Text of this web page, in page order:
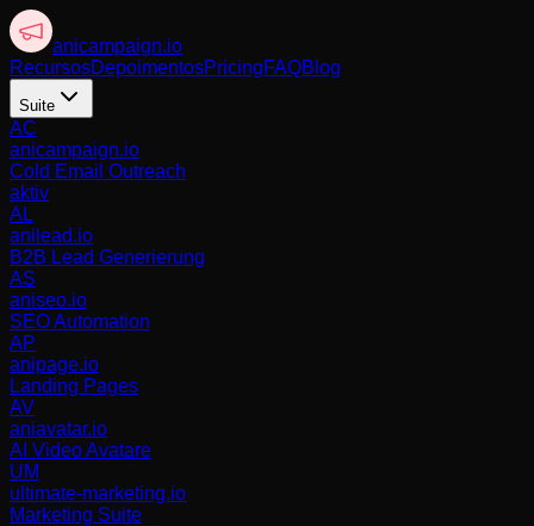
anicampaign.io
RecursosDepoimentosPricingFAQBlog
Suite
AC
anicampaign.io
Cold Email Outreach
aktiv
AL
anilead.io
B2B Lead Generierung
AS
aniseo.io
SEO Automation
AP
anipage.io
Landing Pages
AV
aniavatar.io
AI Video Avatare
UM
ultimate-marketing.io
Marketing Suite